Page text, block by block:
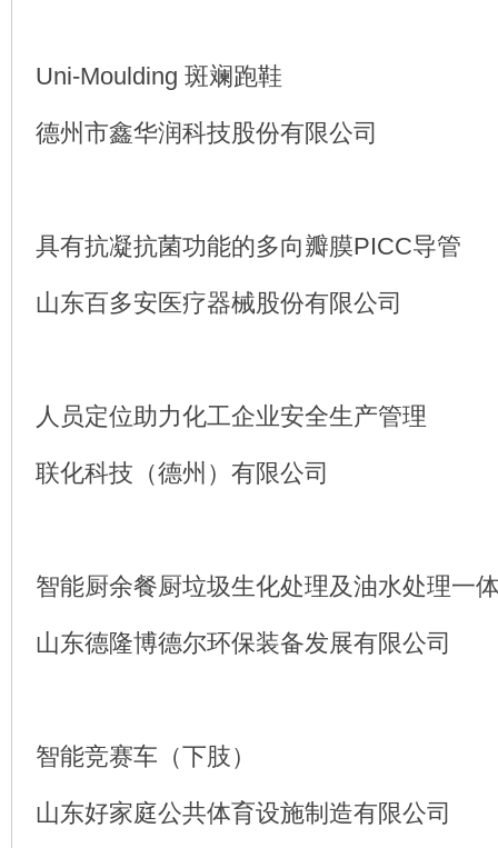
Uni-Moulding 斑斓跑鞋
德州市鑫华润科技股份有限公司
具有抗凝抗菌功能的多向瓣膜PICC导管
山东百多安医疗器械股份有限公司
人员定位助力化工企业安全生产管理
联化科技（德州）有限公司
智能厨余餐厨垃圾生化处理及油水处理一
山东德隆博德尔环保装备发展有限公司
智能竞赛车（下肢）
山东好家庭公共体育设施制造有限公司